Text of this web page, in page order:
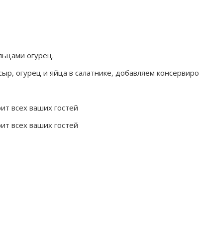
огурец.
огурец и яйца в салатнике, добавляем